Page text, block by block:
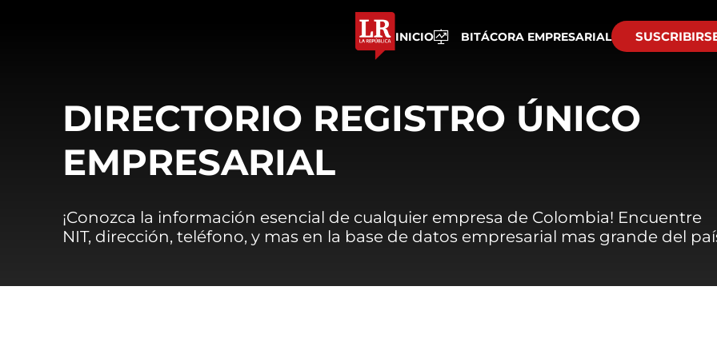
INICIO BITÁCORA EMPRESARIAL
DIRECTORIO REGISTRO ÚNICO
EMPRESARIAL
¡Conozca la información esencial de cualquier empresa de Colombia! Encuentre
NIT, dirección, teléfono, y mas en la base de datos empresarial mas grande del